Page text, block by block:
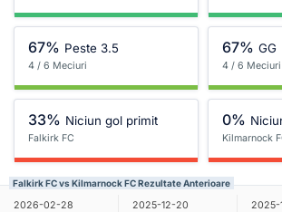
67% Peste 3.5
4 / 6 Meciuri
67% GG
4 / 6 Meciuri
33% Niciun gol primit
Falkirk FC
0%
Kilmarnock
Falkirk FC vs Kilmarnock FC Rezultate Anterioare
2026-02-28 2025-12-20 2025-